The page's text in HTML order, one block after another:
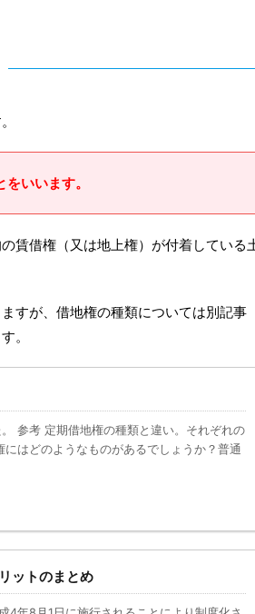
いいます。
賃借権（又は地上権）が付着している
すが、借地権の種類については別記事
。
参考 定期借地権の種類と違い。それぞれの
はどのようなものがあるでしょうか？普通
ットのまとめ